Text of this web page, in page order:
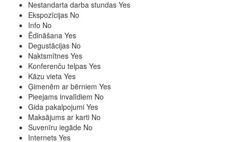
Nestandarta darba stundas Yes
Ekspozīcijas No
Info No
Ēdināšana Yes
Degustācijas No
Naktsmītnes Yes
Konferenču telpas Yes
Kāzu vieta Yes
Ģimenēm ar bērniem Yes
Pieejams invalīdiem No
Gida pakalpojumi Yes
Maksājums ar karti No
Suvenīru iegāde No
Internets Yes